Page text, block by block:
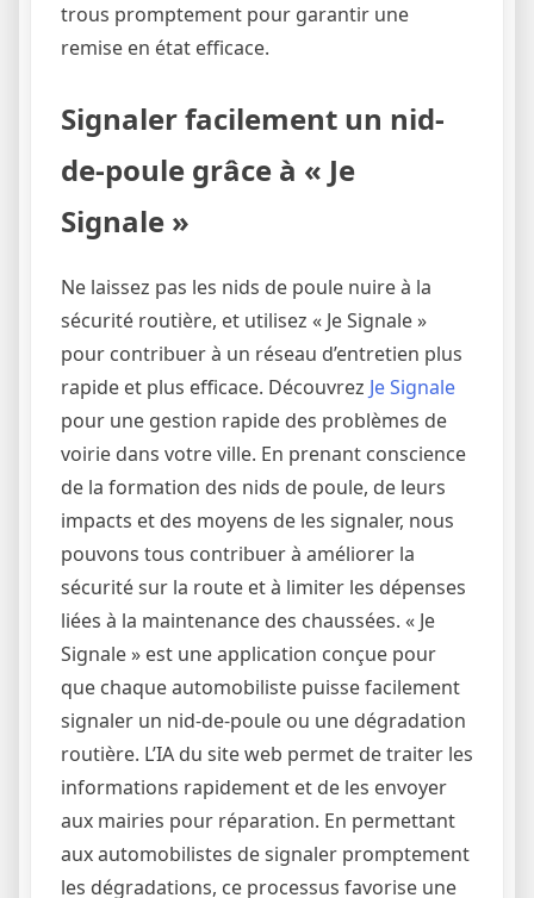
trous promptement pour garantir une
remise en état efficace.
Signaler facilement un nid-
de-poule grâce à « Je
Signale »
Ne laissez pas les nids de poule nuire à la
sécurité routière, et utilisez « Je Signale »
pour contribuer à un réseau d’entretien plus
rapide et plus efficace. Découvrez Je Signale
pour une gestion rapide des problèmes de
voirie dans votre ville. En prenant conscience
de la formation des nids de poule, de leurs
impacts et des moyens de les signaler, nous
pouvons tous contribuer à améliorer la
sécurité sur la route et à limiter les dépenses
liées à la maintenance des chaussées. « Je
Signale » est une application conçue pour
que chaque automobiliste puisse facilement
signaler un nid-de-poule ou une dégradation
routière. L’IA du site web permet de traiter les
informations rapidement et de les envoyer
aux mairies pour réparation. En permettant
aux automobilistes de signaler promptement
les dégradations, ce processus favorise une